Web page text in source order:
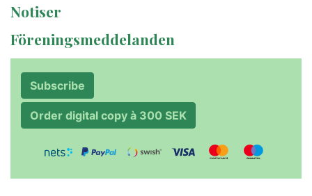
Notiser
Föreningsmeddelanden
Subscribe
Order digital copy à 300 SEK